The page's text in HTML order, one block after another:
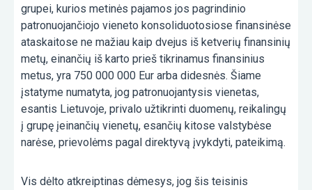
grupei, kurios metinės pajamos jos pagrindinio
patronuojančiojo vieneto konsoliduotosiose finansinėse
ataskaitose ne mažiau kaip dvejus iš ketverių finansinių
metų, einančių iš karto prieš tikrinamus finansinius
metus, yra 750 000 000 Eur arba didesnės. Šiame
įstatyme numatyta, jog patronuojantysis vienetas,
esantis Lietuvoje, privalo užtikrinti duomenų, reikalingų
į grupę įeinančių vienetų, esančių kitose valstybėse
narėse, prievolėms pagal direktyvą įvykdyti, pateikimą.
Vis dėlto atkreiptinas dėmesys, jog šis teisinis